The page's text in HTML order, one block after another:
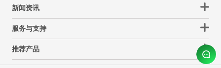
新闻资讯
服务与支持
推荐产品